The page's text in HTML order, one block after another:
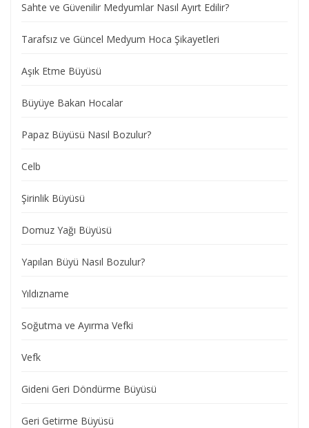
Sahte ve Güvenilir Medyumlar Nasıl Ayırt Edilir?
Tarafsız ve Güncel Medyum Hoca Şikayetleri
Aşık Etme Büyüsü
Büyüye Bakan Hocalar
Papaz Büyüsü Nasıl Bozulur?
Celb
Şirinlik Büyüsü
Domuz Yağı Büyüsü
Yapılan Büyü Nasıl Bozulur?
Yıldızname
Soğutma ve Ayırma Vefki
Vefk
Gideni Geri Döndürme Büyüsü
Geri Getirme Büyüsü